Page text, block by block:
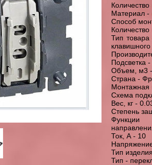
Материал -
Способ
Тип
клавишного
Подсветка
Объем, м3
Страна -
Монтажная
Схема
Вес, кг -
Степень
Ток, А - 10
Тип
Тип -